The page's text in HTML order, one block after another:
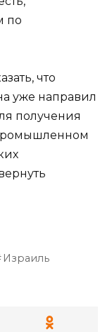
по
что
уже направил
получения
Израиль